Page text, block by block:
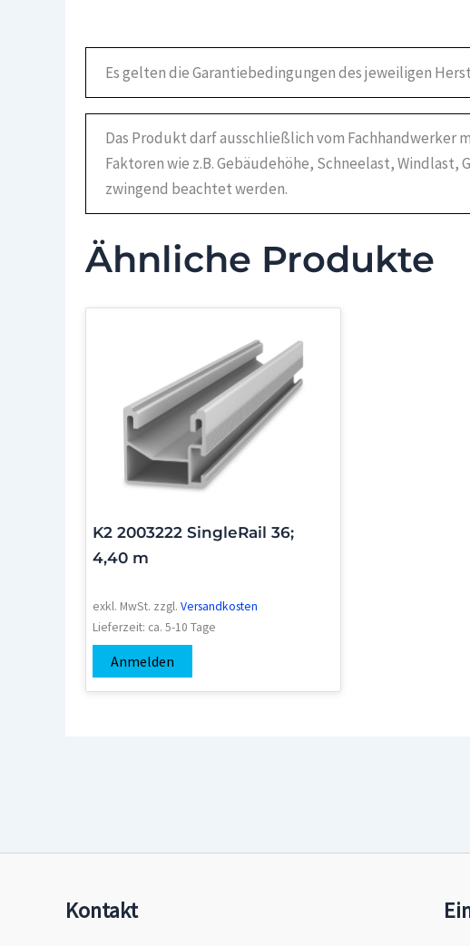
Es gelten die Garantiebedingungen des jeweiligen
Das Produkt darf ausschließlich vom
Faktoren wie z.B. Gebäudehöhe, Schneelast,
zwingend beachtet werden.
Ähnliche Produkte
K2 2003222 SingleRail 36;
4,40 m
exkl. MwSt. zzgl.Versandkosten
Lieferzeit: ca. 5-10 Tage
Anmelden
Kontakt